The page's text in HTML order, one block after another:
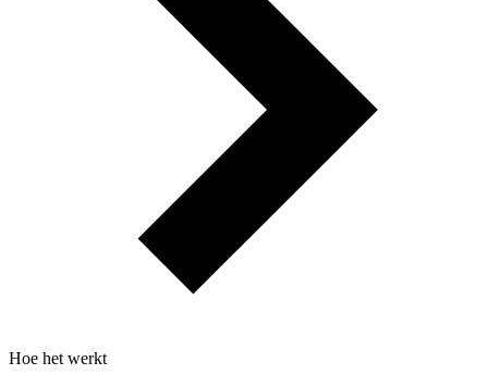
Hoe het werkt